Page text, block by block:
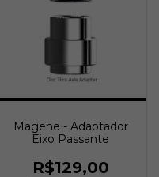
Magene - Adaptador
Eixo Passante
R$129,00